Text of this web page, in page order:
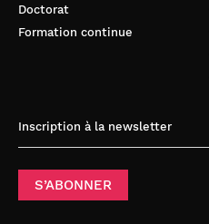
Doctorat
Formation continue
Inscription à la newsletter
S’ABONNER